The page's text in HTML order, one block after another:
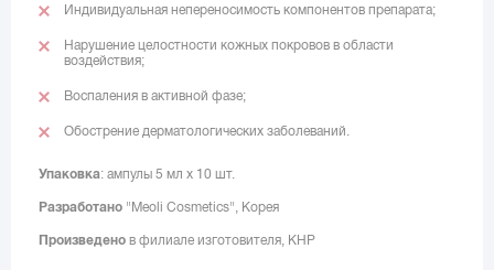
Индивидуальная непереносимость компонентов препарата;
Нарушение целостности кожных покровов в области
воздействия;
Воспаления в активной фазе;
Обострение дерматологических заболеваний.
Упаковка: ампулы 5 мл x 10 шт.
Разработано "Meoli Cosmetics", Корея
Произведено в филиале изготовителя, КНР